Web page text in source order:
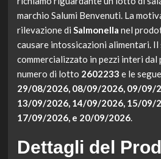
marchio Salumi Benvenuti. La
rilevazione di Salmonella nel
causare intossicazioni alimentari.
commercializzato in pezzi interi dal
numero di lotto 2602233 e le
29/08/2026, 08/09/2026, 09/09/
13/09/2026, 14/09/2026, 15/09/
17/09/2026, e 20/09/2026.
Dettagli del